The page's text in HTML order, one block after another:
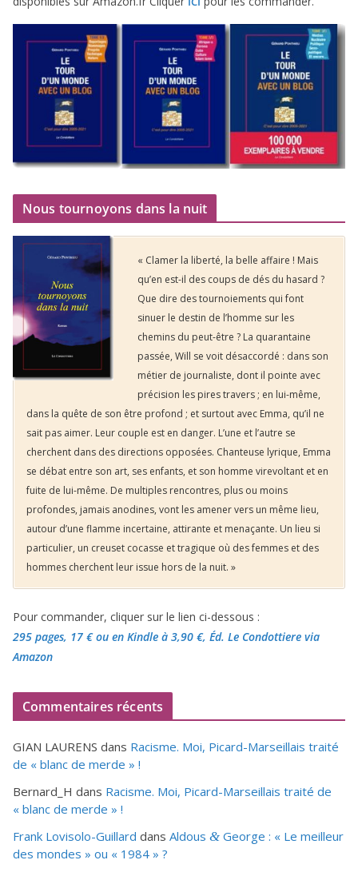
Nous tournoyons dans la nuit
« Clamer la liberté, la belle affaire ! Mais
qu’en est-il des coups de dés du hasard ?
Que dire des tournoiements qui font
sinuer le destin de l’homme sur les
chemins du peut-être ? La quarantaine
passée, Will se voit désaccordé : dans son
métier de journaliste, dont il pointe avec
précision les pires travers ; en lui-même,
dans la quête de son être profond ; et surtout avec Emma, qu’il ne
sait pas aimer. Leur couple est en danger. L’une et l’autre se
cherchent dans des directions opposées. Chanteuse lyrique, Emma
se débat entre son art, ses enfants, et son homme virevoltant et en
fuite de lui-même. De multiples rencontres, plus ou moins
profondes, jamais anodines, vont les amener vers un même lieu,
autour d’une flamme incertaine, attirante et menaçante. Un lieu si
particulier, un creuset cocasse et tragique où des femmes et des
hommes cherchent leur issue hors de la nuit. »
Pour commander, cliquer sur le lien ci-dessous :
295 pages, 17 €ou en Kindle à 3,90 €, Éd. Le Condottiere via
Amazon
Commentaires récents
GIAN LAURENS dans Racisme. Moi, Picard-Marseillais traité
de « blanc de merde » !
Bernard_H dans Racisme. Moi, Picard-Marseillais traité de
« blanc de merde » !
Frank Lovisolo-Guillard dans Aldous & George : « Le meilleur
des mondes » ou « 1984 » ?